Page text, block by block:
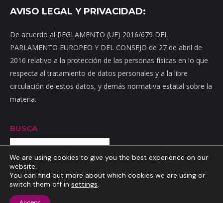
AVISO LEGAL Y PRIVACIDAD:
De acuerdo al REGLAMENTO (UE) 2016/679 DEL
PARLAMENTO EUROPEO Y DEL CONSEJO de 27 de abril de
2016 relativo a la protección de las personas físicas en lo que
respecta al tratamiento de datos personales y a la libre
circulación de estos datos, y demás normativa estatal sobre la
materia.
BUSCA
Buscar
Inicio Mapa web
We are using cookies to give you the best experience on our
website.
You can find out more about which cookies we are using or
switch them off in settings.